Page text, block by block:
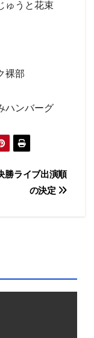
と花束
部
バーグ
勝ライブ出演順
の決定